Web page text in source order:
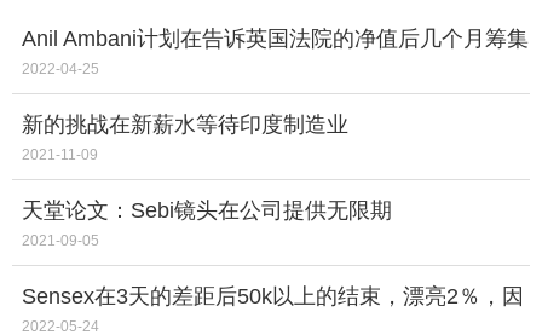
Anil Ambani计划在告诉英国法院的净值后几个月筹集
依赖恐怖税率差不多
2022-04-25
新的挑战在新薪水等待印度制造业
2021-11-09
天堂论文：Sebi镜头在公司提供无限期
2021-09-05
Sensex在3天的差距后50k以上的结束，漂亮2％，因
为公牛队收购;这是商人制造的专家
2022-05-24